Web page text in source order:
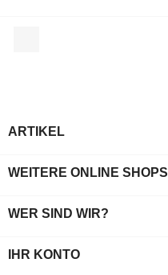
ARTIKEL
WEITERE ONLINE SHOPS
WER SIND WIR?
IHR KONTO